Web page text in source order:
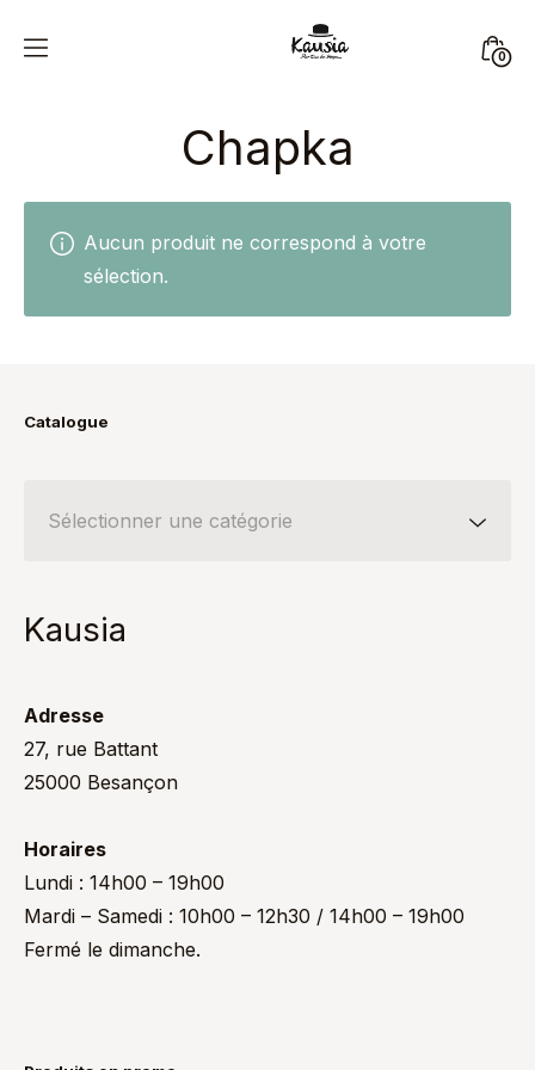
0
Chapka
Aucun produit ne correspond à votre
sélection.
Catalogue
Sélectionner une catégorie
Kausia
Adresse
27, rue Battant
25000 Besançon
Horaires
Lundi : 14h00 – 19h00
Mardi – Samedi : 10h00 – 12h30 / 14h00 – 19h00
Fermé le dimanche.